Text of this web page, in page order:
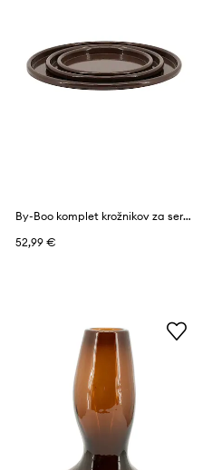
By-Boo komplet krožnikov za serviranje iz železa
52,99 €